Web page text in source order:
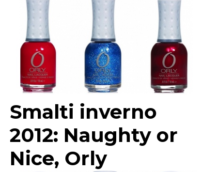
Smalti inverno
2012: Naughty or
Nice, Orly